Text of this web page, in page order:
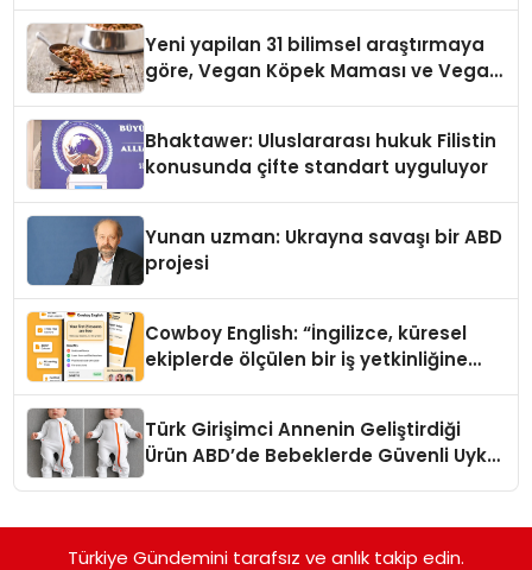
Yeni yapilan 31 bilimsel araştırmaya
göre, Vegan Köpek Maması ve Vegan
Bhaktawer: Uluslararası hukuk Filistin
konusunda çifte standart uyguluyor
Yunan uzman: Ukrayna savaşı bir ABD
projesi
Cowboy English: “İngilizce, küresel
ekiplerde ölçülen bir iş yetkinliğine
Türk Girişimci Annenin Geliştirdiği
Ürün ABD’de Bebeklerde Güvenli Uyku
Türkiye Gündemini tarafsız ve anlık takip edin.